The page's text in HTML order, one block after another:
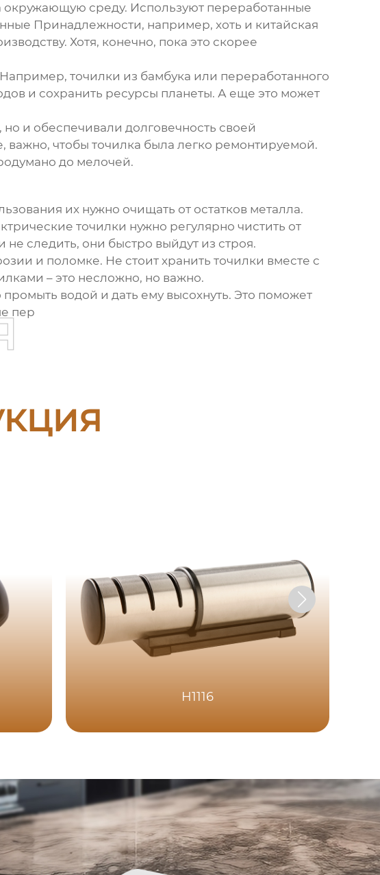
окружающую среду. Используют переработанные
Принадлежности, например, хоть и китайская
Хотя, конечно, пока это скорее
точилки из бамбука или переработанного
и сохранить ресурсы планеты. А еще это может
и обеспечивали долговечность своей
чтобы точилка была легко ремонтируемой.
до мелочей.
их нужно очищать от остатков металла.
точилки нужно регулярно чистить от
следить, они быстро выйдут из строя.
и поломке. Не стоит хранить точилки вместе с
– это несложно, но важно.
водой и дать ему высохнуть. Это поможет
пер
H1116